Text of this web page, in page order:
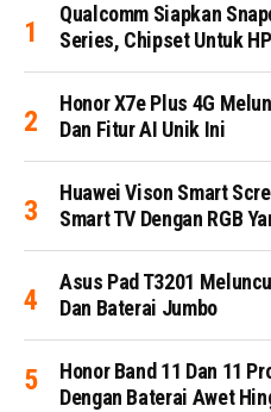
Qualcomm Siapkan
Series, Chipset Untuk
Honor X7e Plus 4G
Dan Fitur AI Unik Ini
Huawei Vison Smart
Smart TV Dengan RGB
Asus Pad T3201
Dan Baterai Jumbo
Honor Band 11 Dan 11
Dengan Baterai Awet